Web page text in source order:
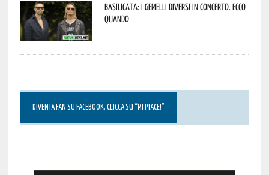
Basilicata: i Gemelli DiVersi in concerto. Ecco
quando
DIVENTA FAN SU FACEBOOK, CLICCA SU “MI PIACE!”